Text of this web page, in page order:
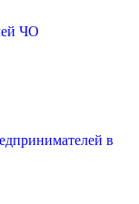
ЧО
в